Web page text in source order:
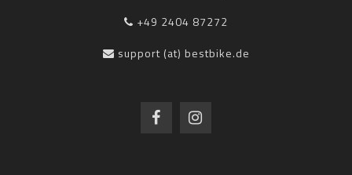
+49 2404 87272
support (at) bestbike.de